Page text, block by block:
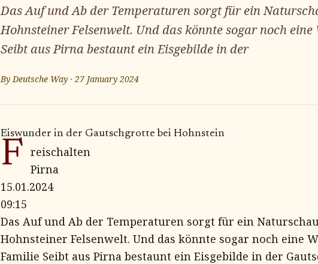
Das Auf und Ab der Temperaturen sorgt für ein
Hohnsteiner Felsenwelt. Und das könnte sogar noch
Seibt aus Pirna bestaunt ein Eisgebilde in der
ByDeutsche Way ·27 January 2024
Eiswunder in der Gautschgrotte bei Hohnstein
F reischalten
Pirna
15.01.2024
09:15
Das Auf und Ab der Temperaturen sorgt für ein
Hohnsteiner Felsenwelt. Und das könnte sogar noch eine
Familie Seibt aus Pirna bestaunt ein Eisgebilde in der